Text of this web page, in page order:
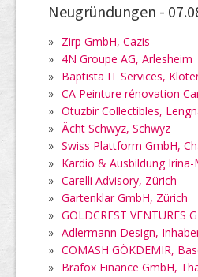
Neugründungen -
» Zirp GmbH, Cazis
» 4N Groupe AG, Arlesheim
» Baptista IT Services,
» CA Peinture rénovation
» Otuzbir Collectibles,
» Ächt Schwyz, Schwyz
» Swiss Plattform GmbH,
» Kardio & Ausbildung Irina-
» Carelli Advisory, Zürich
» Gartenklar GmbH, Zürich
» GOLDCREST VENTURES
» Adlermann Design,
» COMASH GÖKDEMIR,
» Brafox Finance GmbH,